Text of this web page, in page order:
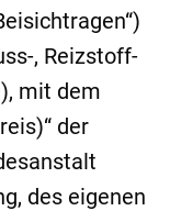
, Reizstoff-
mit dem
der
des eigenen